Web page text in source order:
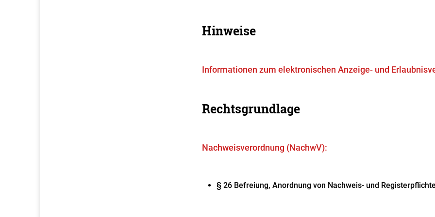
Hinweise
Informationen zum elektronischen Anzeige- und
Rechtsgrundlage
Nachweisverordnung (NachwV):
§ 26 Befreiung, Anordnung von Nachweis- und